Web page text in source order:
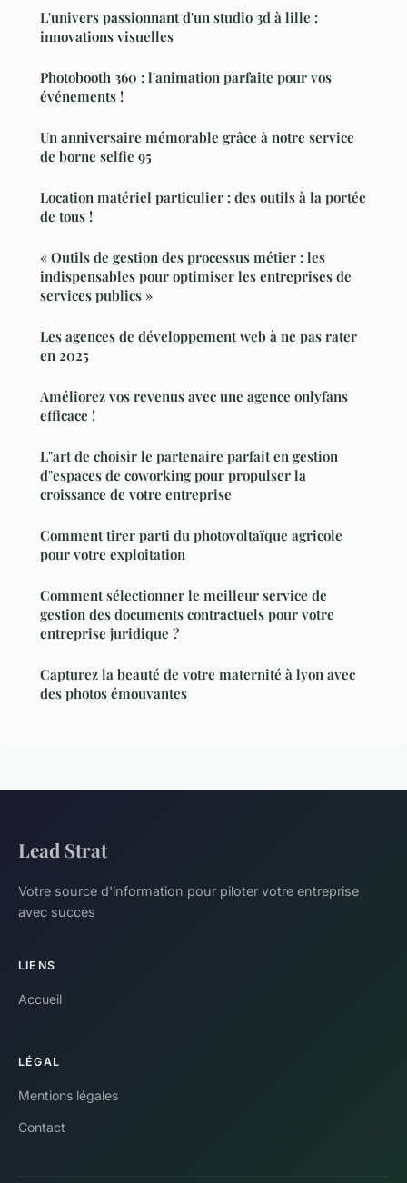
L'univers passionnant d'un studio 3d à lille :
innovations visuelles
Photobooth 360 : l'animation parfaite pour vos
événements !
Un anniversaire mémorable grâce à notre service
de borne selfie 95
Location matériel particulier : des outils à la portée
de tous !
« Outils de gestion des processus métier : les
indispensables pour optimiser les entreprises de
services publics »
Les agences de développement web à ne pas rater
en 2025
Améliorez vos revenus avec une agence onlyfans
efficace !
L"art de choisir le partenaire parfait en gestion
d"espaces de coworking pour propulser la
croissance de votre entreprise
Comment tirer parti du photovoltaïque agricole
pour votre exploitation
Comment sélectionner le meilleur service de
gestion des documents contractuels pour votre
entreprise juridique ?
Capturez la beauté de votre maternité à lyon avec
des photos émouvantes
Lead Strat
Votre source d'information pour piloter votre entreprise
avec succès
LIENS
Accueil
LÉGAL
Mentions légales
Contact